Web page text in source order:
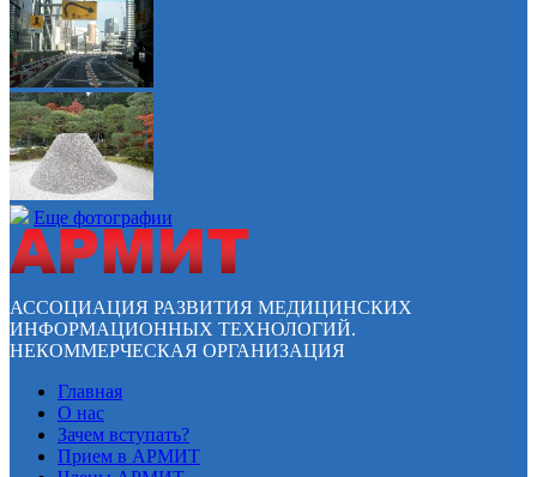
Еще фотографии
АССОЦИАЦИЯ РАЗВИТИЯ МЕДИЦИНСКИХ
ИНФОРМАЦИОННЫХ ТЕХНОЛОГИЙ.
НЕКОММЕРЧЕСКАЯ ОРГАНИЗАЦИЯ
Главная
О нас
Зачем вступать?
Прием в АРМИТ